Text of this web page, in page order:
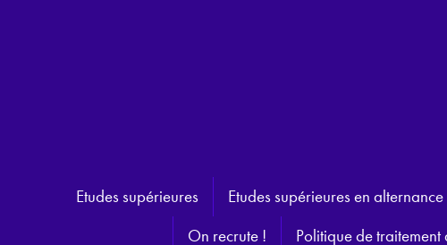
Etudes supérieures Etudes supérieures en alternance
On recrute !
Politique de